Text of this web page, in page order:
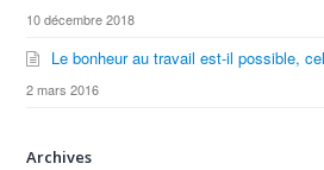
10 décembre 2018
Le bonheur au travail est-il possible,
2 mars 2016
Archives